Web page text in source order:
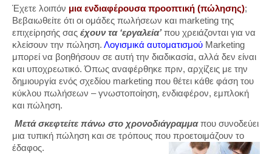
Έχετε λοιπόν μια ενδιαφέρουσα προοπτική (πώλησης);
Βεβαιωθείτε ότι οι ομάδες πωλήσεων και marketing της
επιχείρησής σας έχουν τα ‘εργαλεία’ που χρειάζονται για να
κλείσουν την πώληση. Λογισμικά αυτοματισμού Marketing
μπορεί να βοηθήσουν σε αυτή την διαδικασία, αλλά δεν είναι
και υποχρεωτικό. Όπως αναφέρθηκε πριν, αρχίζεις με την
δημιουργία ενός σχεδίου marketing που θέτει κάθε φάση του
κύκλου πωλήσεων – γνωστοποίηση, ενδιαφέρον, εμπλοκή
και πώληση.
Μετά σκεφτείτε πάνω στο χρονοδιάγραμμαπου συνοδεύει
μια τυπική πώληση και σε τρόπους που προετοιμάζουν το
έδαφος.